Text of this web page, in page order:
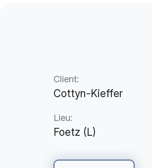
Client:
Cottyn-Kieffer
Lieu:
Foetz (L)